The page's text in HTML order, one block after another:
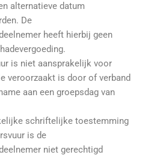
alternatieve datum
De
heeft hierbij geen
is niet aansprakelijk voor
veroorzaakt is door of verband
aan een groepsdag van
schriftelijke toestemming
is de
niet gerechtigd